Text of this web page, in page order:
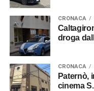
CRONACA
droga
CRONACA
Paternò,
cinema